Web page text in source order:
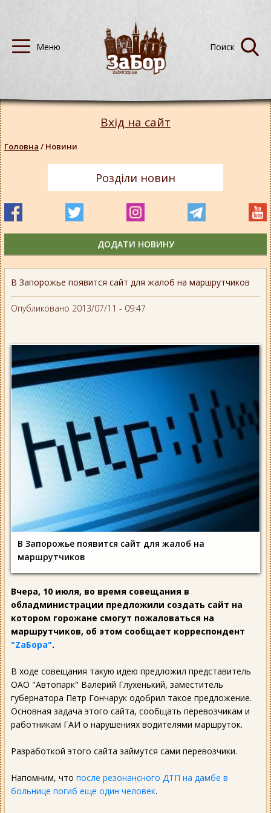
В Запорожье появится сайт для жалоб на маршрутчиков
Опубликовано 2013/07/11 - 09:47
В Запорожье появится сайт для жалоб на
маршрутчиков
Вчера, 10 июля, во время совещания в
обладминистрации предложили создать сайт на
котором горожане смогут пожаловаться на
маршрутчиков, об этом сообщает корреспондент
"ZаБора".
В ходе совещания такую идею предложил представитель
ОАО "Автопарк" Валерий Глухенький, заместитель
губернатора Петр Гончарук одобрил такое предложение.
Основная задача этого сайта, сообщать перевозчикам и
работникам ГАИ о нарушениях водителями маршруток.
Разработкой этого сайта займутся сами перевозчики.
Напомним, что после резонансного ДТП на дамбе в
больнице погиб еще один человек.
Вхід на сайт
Головна / Новини
Розділи новин
ДОДАТИ НОВИНУ